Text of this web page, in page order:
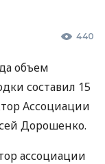
440
объем
составил 15
Ассоциации
Дорошенко.
ассоциации